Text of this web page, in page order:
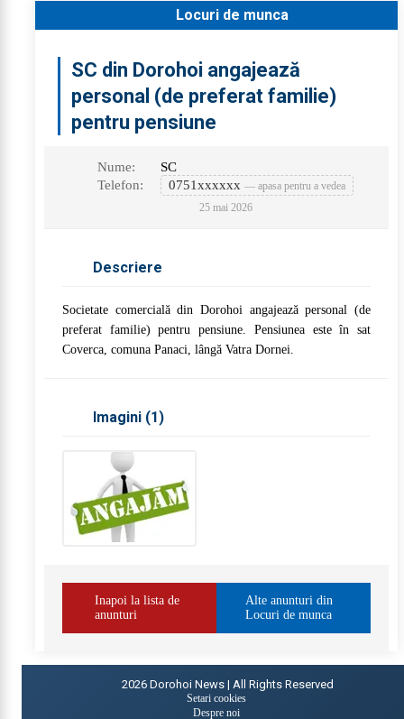
Locuri de munca
SC din Dorohoi angajează
personal (de preferat familie)
pentru pensiune
Nume:
SC
Telefon:
0751xxxxxx — apasa pentru a vedea
25 mai 2026
Descriere
Societate comercială din Dorohoi angajează personal (de
preferat familie) pentru pensiune. Pensiunea este în sat
Coverca, comuna Panaci, lângă Vatra Dornei.
Imagini (1 )
Inapoi la lista de
anunturi
Alte anunturi din
Locuri de munca
2026 Dorohoi News | All Rights Reserved
Setari cookies
Despre noi